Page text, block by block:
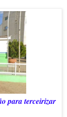
para terceirizar